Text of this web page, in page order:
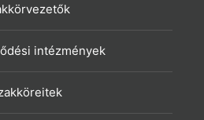
intézmények